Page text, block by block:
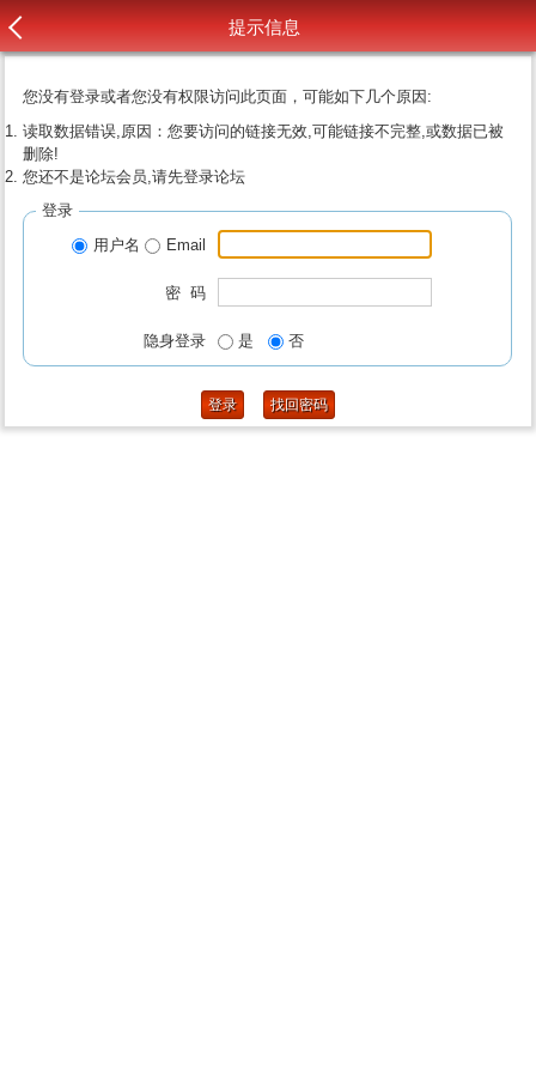
提示信息
您没有登录或者您没有权限访问此页面，可能如下几个原因:
读取数据错误,原因：您要访问的链接无效,可能链接不完整,或数据已被
删除!
您还不是论坛会员,请先登录论坛
登录
用户名
Email
密 码
隐身登录 是 否